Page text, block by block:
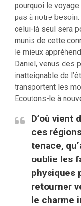
pourquoi le
pas à notre
celui-là seul sera
munis de cette
le mieux
Daniel, venus des
inatteignable de
transportent les
Ecoutons-le à
D’où vient
ces
tenace,
oublie les
physiques
retourner
le charme